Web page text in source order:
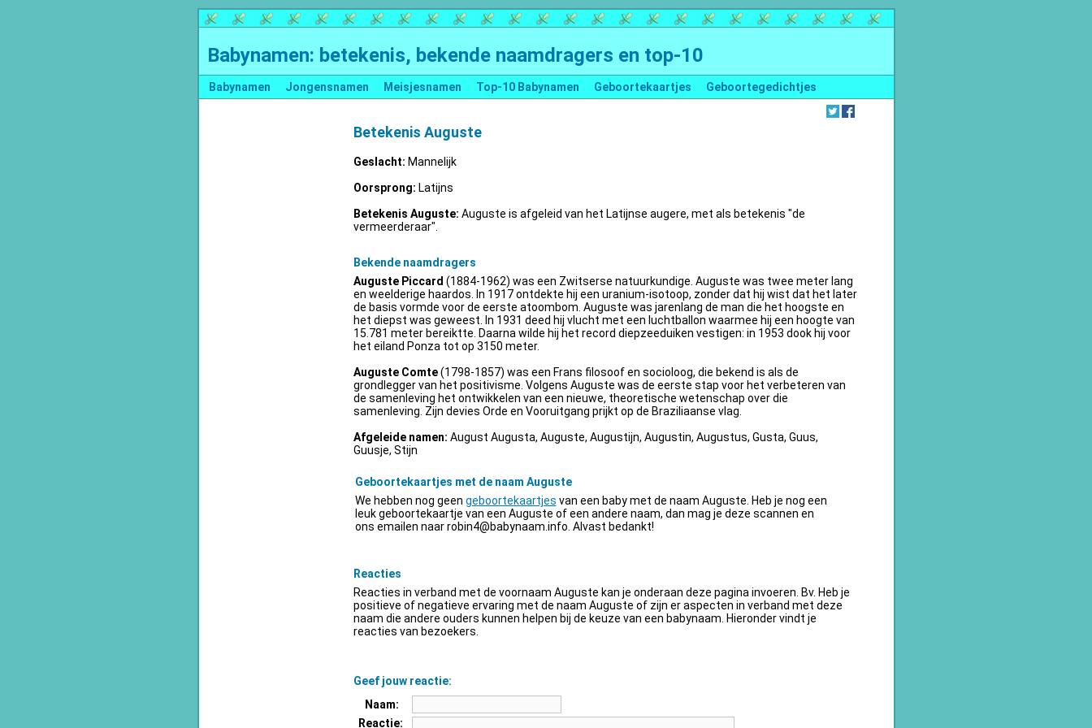
Babynamen: betekenis, bekende naamdragers en top-10
Babynamen Jongensnamen Meisjesnamen Top-10 Babynamen Geboortekaartjes Geboortegedichtjes
Betekenis Auguste
Geslacht: Mannelijk
Oorsprong: Latijns
Betekenis Auguste: Auguste is afgeleid van het Latijnse augere, met als betekenis "de
vermeerderaar".
Bekende naamdragers
Auguste Piccard (1884-1962) was een Zwitserse natuurkundige. Auguste was twee meter lang
en weelderige haardos. In 1917 ontdekte hij een uranium-isotoop, zonder dat hij wist dat het later
de basis vormde voor de eerste atoombom. Auguste was jarenlang de man die het hoogste en
het diepst was geweest. In 1931 deed hij vlucht met een luchtballon waarmee hij een hoogte van
15.781 meter bereiktte. Daarna wilde hij het record diepzeeduiken vestigen: in 1953 dook hij voor
het eiland Ponza tot op 3150 meter.
Auguste Comte(1798-1857) was een Frans filosoof en socioloog, die bekend is als de
grondlegger van het positivisme. Volgens Auguste was de eerste stap voor het verbeteren van
de samenleving het ontwikkelen van een nieuwe, theoretische wetenschap over die
samenleving. Zijn devies Orde en Vooruitgang prijkt op de Braziliaanse vlag.
Afgeleide namen: August Augusta, Auguste, Augustijn, Augustin, Augustus, Gusta, Guus,
Guusje, Stijn
Geboortekaartjes met de naam Auguste
We hebben nog geen geboortekaartjes van een baby met de naam Auguste. Heb je nog een
leuk geboortekaartje van een Auguste of een andere naam, dan mag je deze scannen en
ons emailen naarrobin4@babynaam.info . Alvast bedankt!
Reacties
Reacties in verband met de voornaam Auguste kan je onderaan deze pagina invoeren. Bv. Heb je
positieve of negatieve ervaring met de naam Auguste of zijn er aspecten in verband met deze
naam die andere ouders kunnen helpen bij de keuze van een babynaam. Hieronder vindt je
reacties van bezoekers.
Geef jouw reactie:
Naam:
Reactie: